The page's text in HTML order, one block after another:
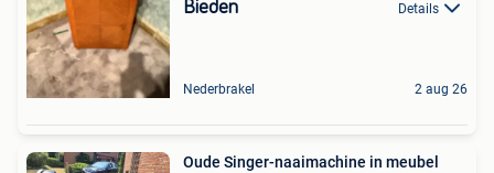
Bieden Details
Nederbrakel 2 aug 26
Oude Singer-naaimachine in meubel